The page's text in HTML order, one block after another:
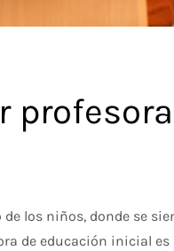
los niños, donde se
de educación inicial